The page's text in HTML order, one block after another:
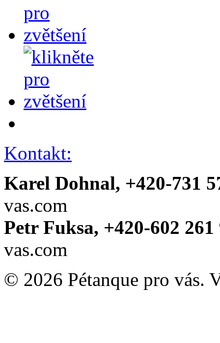
Kontakt:
Karel Dohnal, +420-731
vas.com
Petr Fuksa, +420-602 261
vas.com
© 2026 Pétanque pro vás.